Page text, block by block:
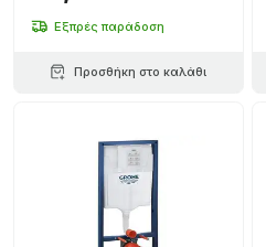
Εξπρές παράδοση
Προσθήκη στο καλάθι